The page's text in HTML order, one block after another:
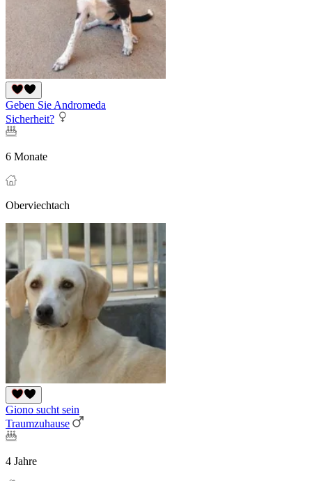
Geben Sie Andromeda
Sicherheit?
6 Monate
Oberviechtach
Giono sucht sein
Traumzuhause
4 Jahre